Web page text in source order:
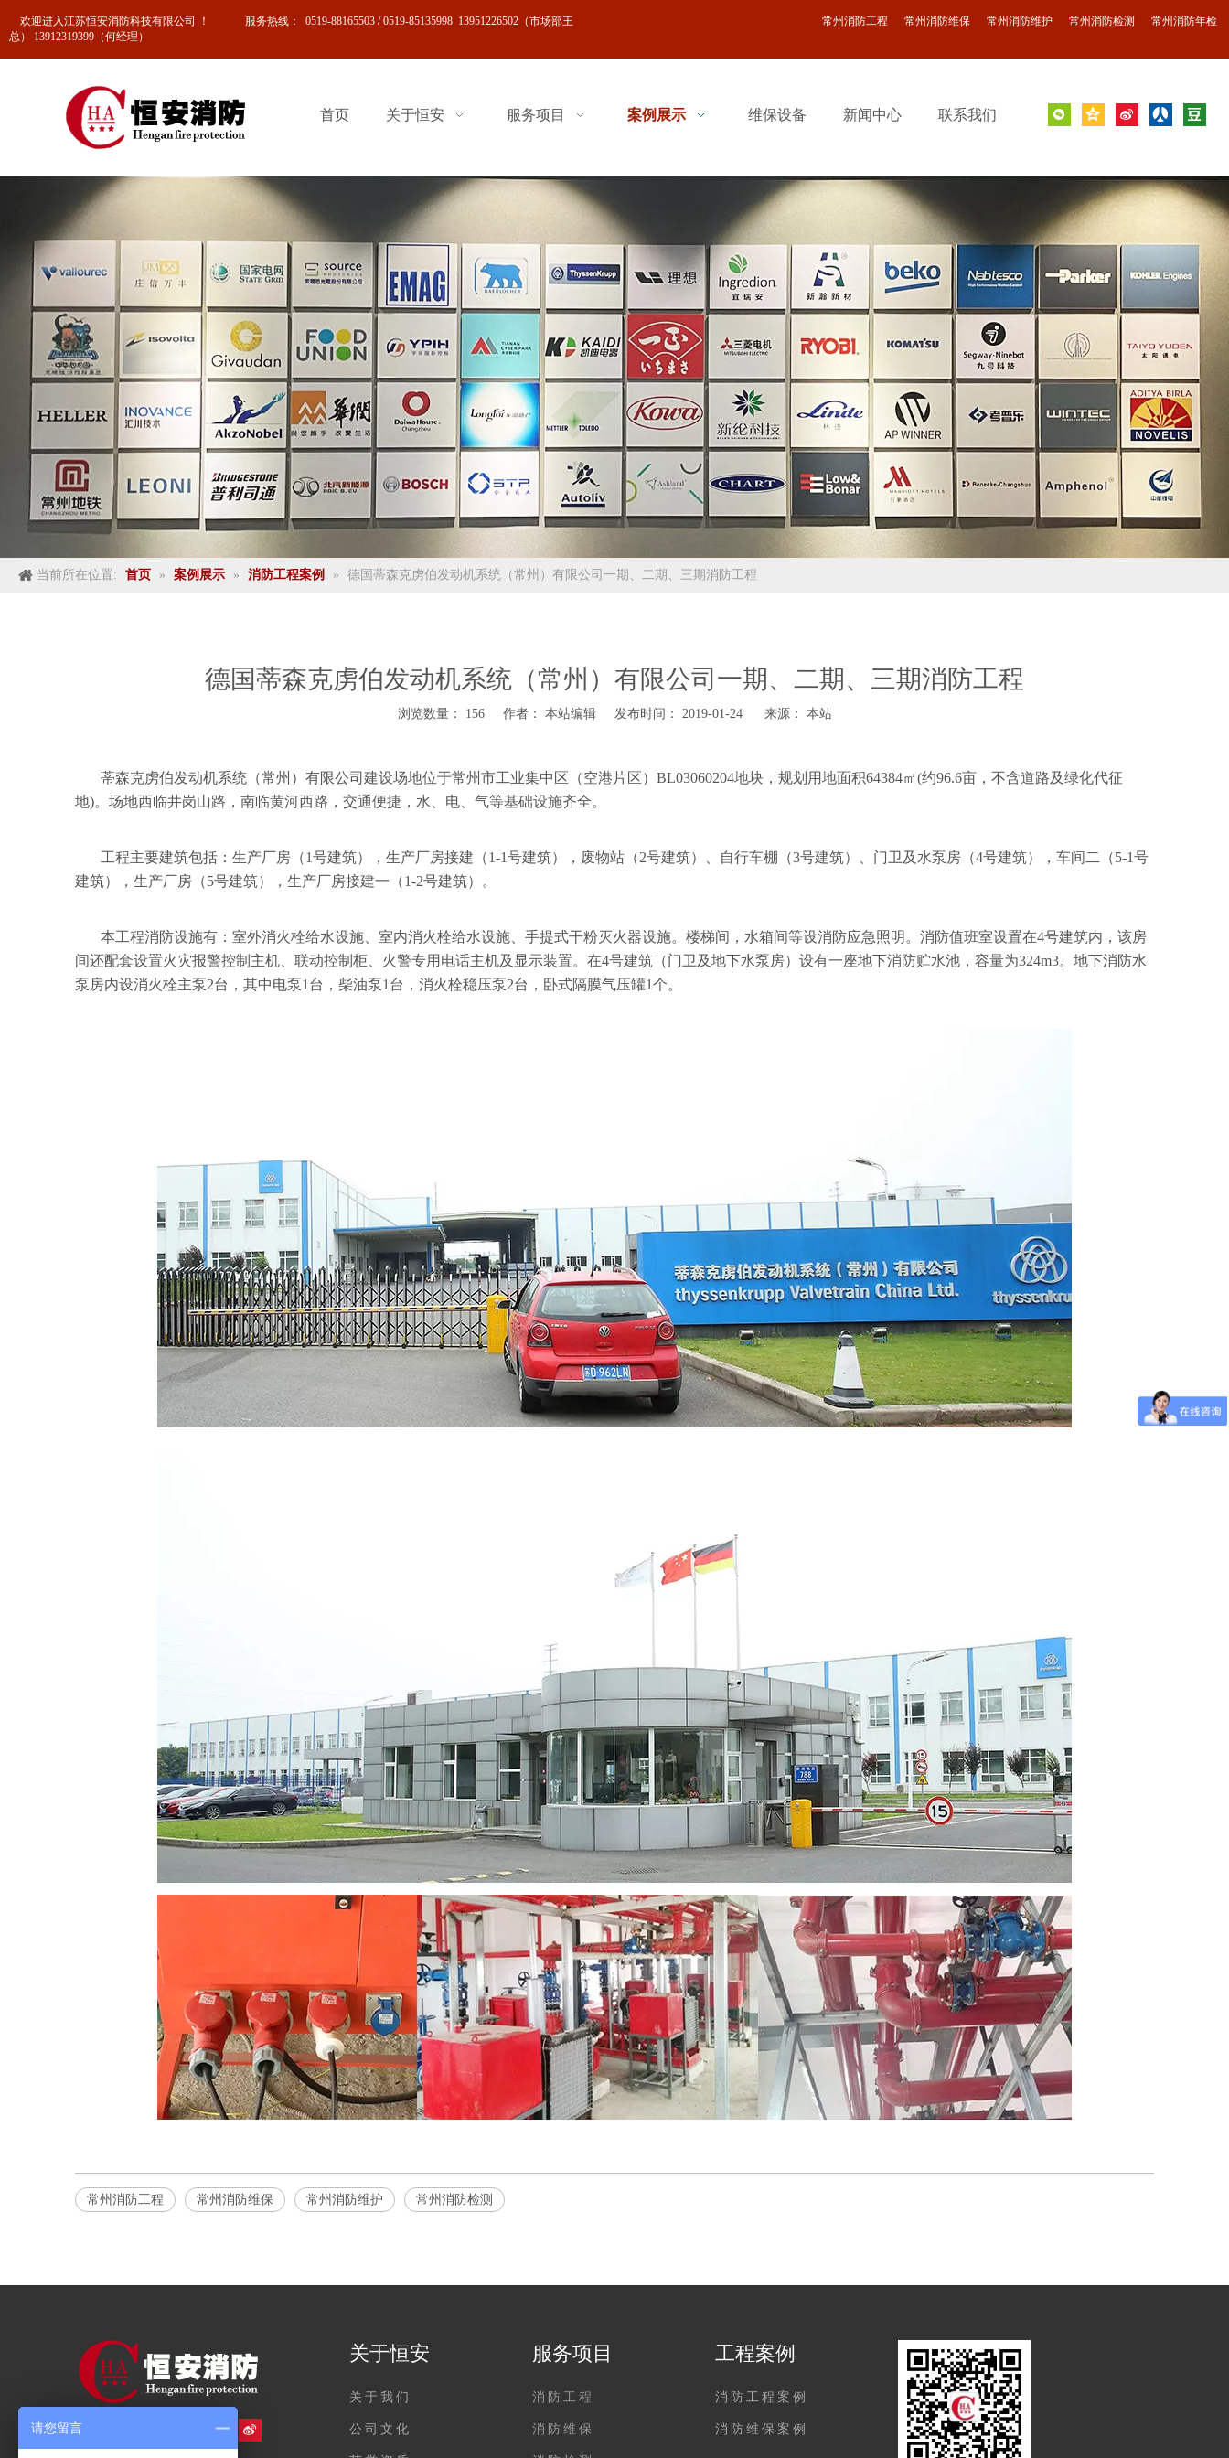
欢迎进入江苏恒安消防科技有限公司 ！ 服务热线 ：
0519-88165503 / 0519-85135998 13951226502（市场部王
总） 13912319399（何经理）
常州消防工程 常州消防维保 常州消防维护 常州消防检测 常州消防年检
首页 关于恒安 服务项目 案例展示 维保设备 新闻中心 联系我们
当前所在位置: 首页 » 案例展示 » 消防工程案例 » 德国蒂森克虏伯发动机系统（常州）有限公司一期、二期、三期消防工程
德国蒂森克虏伯发动机系统（常州）有限公司一期、二期、三期消防工程
浏览数量： 156作者： 本站编辑 发布时间： 2019-01-24 来源： 本站
蒂森克虏伯发动机系统（常州）有限公司建设场地位于常州市工业集中区（空港片区）BL03060204地块，规划用地面积64384㎡(约96.6亩，不含道路及绿化代征
地)。场地西临井岗山路，南临黄河西路，交通便捷，水、电、气等基础设施齐全。
工程主要建筑包括：生产厂房（1号建筑），生产厂房接建（1-1号建筑），废物站（2号建筑）、自行车棚（3号建筑）、门卫及水泵房（4号建筑），车间二（5-1号
建筑），生产厂房（5号建筑），生产厂房接建一（1-2号建筑）。
本工程消防设施有：室外消火栓给水设施、室内消火栓给水设施、手提式干粉灭火器设施。楼梯间，水箱间等设消防应急照明。消防值班室设置在4号建筑内，该房
间还配套设置火灾报警控制主机、联动控制柜、火警专用电话主机及显示装置。在4号建筑（门卫及地下水泵房）设有一座地下消防贮水池，容量为324m3。地下消防水
泵房内设消火栓主泵2台，其中电泵1台，柴油泵1台，消火栓稳压泵2台，卧式隔膜气压罐1个。
常州消防工程 常州消防维保 常州消防维护 常州消防检测
关于恒安
关于我们
公司文化
服务项目
消防工程
消防维保
工程案例
消防工程案例
消防维保案例
请您留言